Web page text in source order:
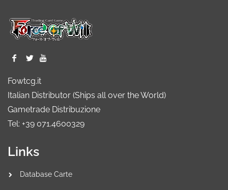
Fowtcg.it
Italian Distributor (Ships all over the World)
Gametrade Distribuzione
Tel: +39 071.4600329
Links
Database Carte